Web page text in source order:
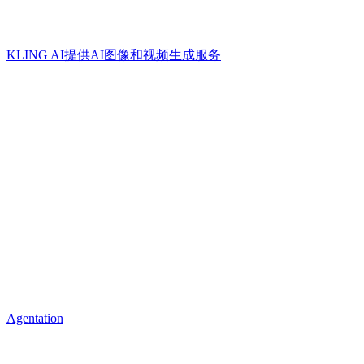
KLING AI提供AI图像和视频生成服务
Agentation